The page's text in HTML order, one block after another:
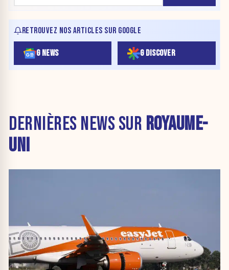
RETROUVEZ NOS ARTICLES SUR GOOGLE
G NEWS G DISCOVER
DERNIÈRES NEWS SUR ROYAUME-
UNI